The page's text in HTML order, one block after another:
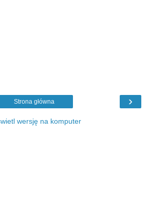
›
Strona główna
wersję na komputer